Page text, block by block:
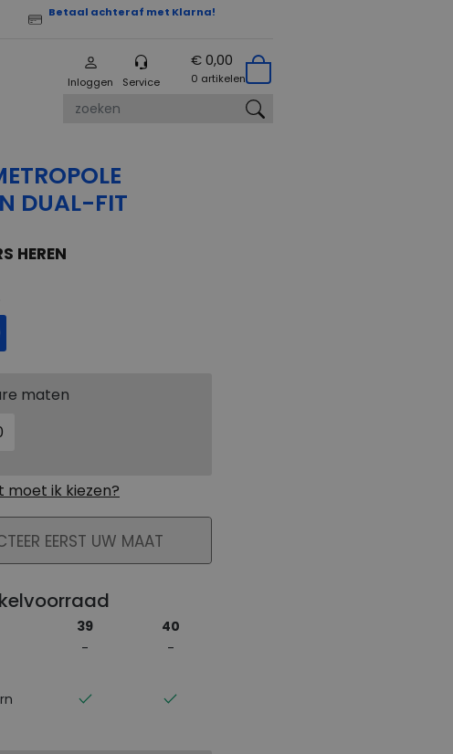
Betaal achteraf met Klarna!
Inloggen Service
€ 0,00
0 artikelen
DUAL-FIT
HEREN
maten
moet ik kiezen?
WINKELMAND
EERST UW MAAT
39
40